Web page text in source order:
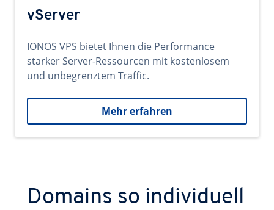
vServer
IONOS VPS bietet Ihnen die Performance
starker Server-Ressourcen mit kostenlosem
und unbegrenztem Traffic.
Mehr erfahren
Domains so individuell